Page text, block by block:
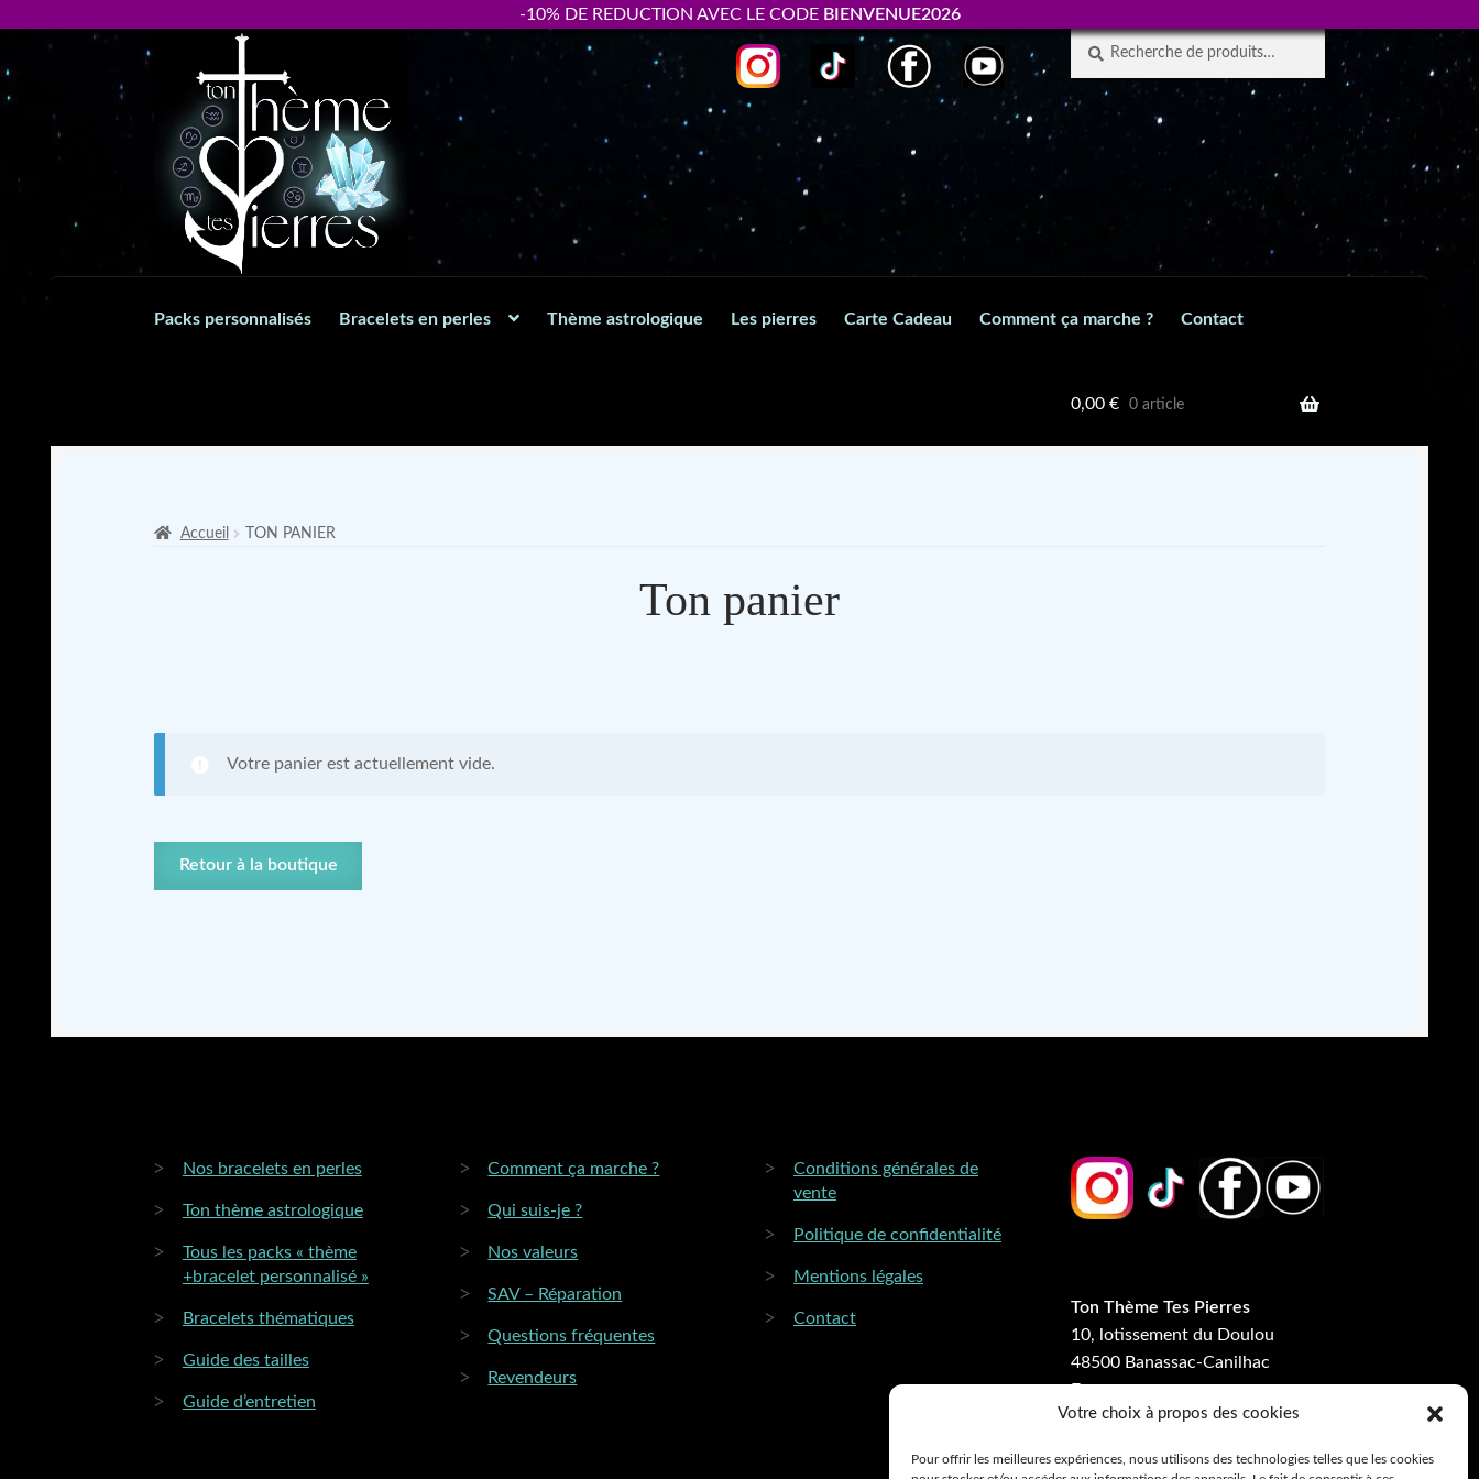
Votre choix à propos des cookies
Pour offrir les meilleures expériences, nous utilisons des technologies telles que les cookies
-10% DE REDUCTION AVEC LE CODE BIENVENUE2026
navigation
contenu
Recherche
pour :
Recherche
Packs personnalisés Bracelets en perles Thème astrologique Les pierres Carte Cadeau Comment ça marche ? Contact
0,00 € 0 article
Accueil TON PANIER
Ton panier
Votre panier est actuellement vide.
Retour à la boutique
Nos bracelets en perles
Ton thème astrologique
Tous les packs « thème
+bracelet personnalisé »
Bracelets thématiques
Guide des tailles
Guide d’entretien
Comment ça marche ?
Qui suis-je ?
Nos valeurs
SAV – Réparation
Questions fréquentes
Revendeurs
Conditions générales de
vente
Politique de confidentialité
Mentions légales
Contact
Ton Thème Tes Pierres
10, lotissement du Doulou
48500 Banassac-Canilhac
France
naturelles personnalisé en